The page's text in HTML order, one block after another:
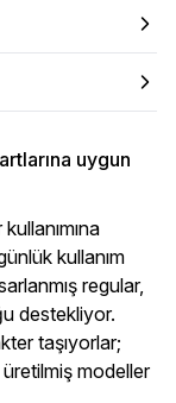
uygun
kullanım
regular,
destekliyor.
taşıyorlar;
modeller